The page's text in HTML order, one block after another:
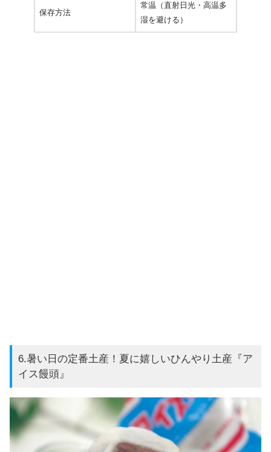
保存方法
常温（直射日光・高温多
湿を避ける）
6.暑い日の定番土産！夏に嬉しいひんやり土産『ア
イス饅頭』